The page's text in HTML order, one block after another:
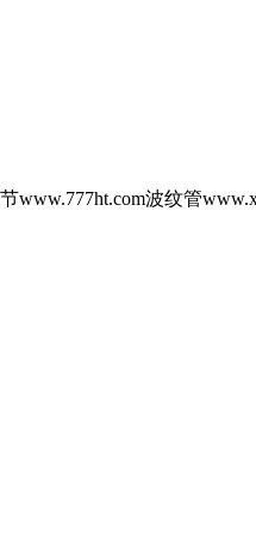
www.777ht.com波纹管